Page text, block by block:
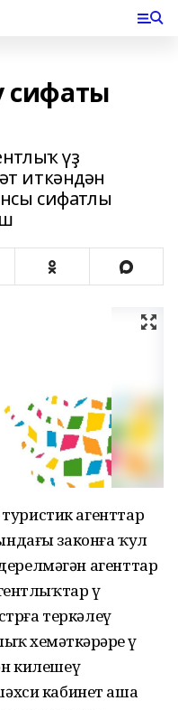
сифаты
үҙ
иткәндән
сифатлы
агенттар
законға ҡул
агенттар
үҙ
теркәлеү
үҙ
килешеү
кабинет аша